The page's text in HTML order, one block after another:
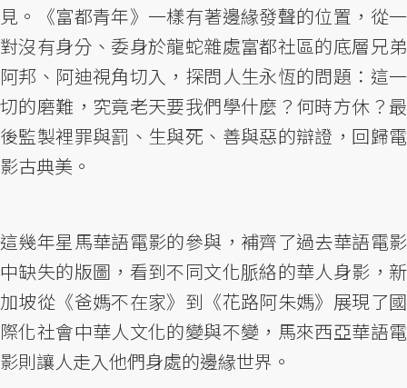
見。《富都青年》一樣有著邊緣發聲的位置，從一
對沒有身分、委身於龍蛇雜處富都社區的底層兄弟
阿邦、阿迪視角切入，探問人生永恆的問題：這一
切的磨難，究竟老天要我們學什麼？何時方休？最
後監製裡罪與罰、生與死、善與惡的辯證，回歸電
影古典美。
這幾年星馬華語電影的參與，補齊了過去華語電影
中缺失的版圖，看到不同文化脈絡的華人身影，新
加坡從《爸媽不在家》到《花路阿朱媽》展現了國
際化社會中華人文化的變與不變，馬來西亞華語電
影則讓人走入他們身處的邊緣世界。